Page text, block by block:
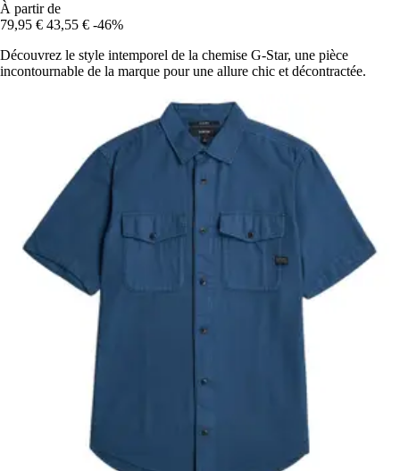
À partir de
79,95 € 43,55 € -46%
Découvrez le style intemporel de la chemise G-Star, une pièce
incontournable de la marque pour une allure chic et décontractée.